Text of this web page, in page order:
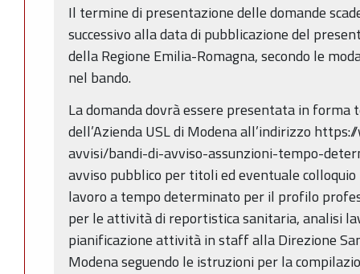
Il termine di presentazione delle domande
successivo alla data di pubblicazione del
della Regione Emilia-Romagna, secondo le
nel bando.
La domanda dovrà essere presentata in
dell’Azienda USL di Modena all’indirizzo
avvisi/bandi-di-avviso-assunzioni-tempo-
avviso pubblico per titoli ed eventuale
lavoro a tempo determinato per il profilo
per le attività di reportistica sanitaria, analisi
pianificazione attività in staff alla Direzione
Modena seguendo le istruzioni per la